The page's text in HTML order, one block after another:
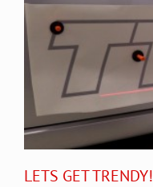
LETS GET TRENDY!